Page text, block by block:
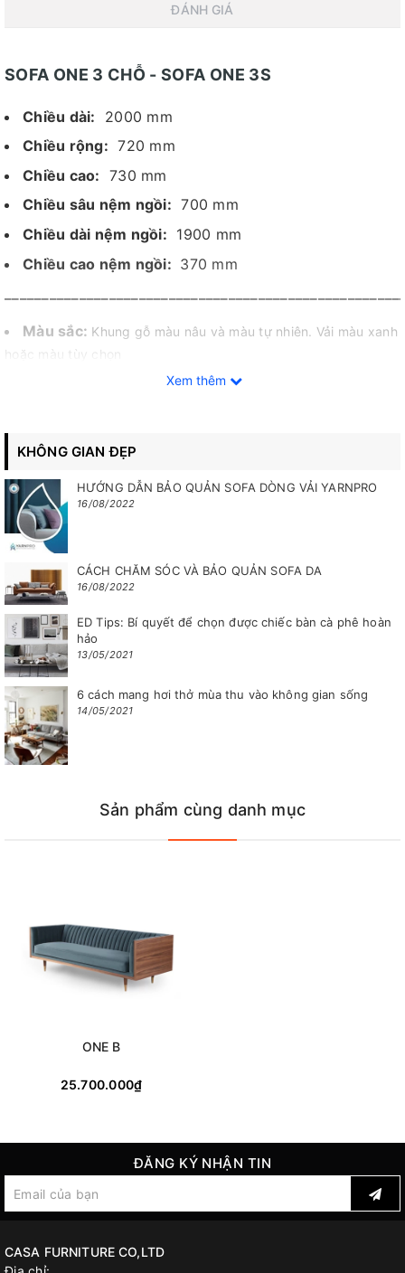
ĐÁNH GIÁ
SOFA ONE 3 CHỖ - SOFA ONE 3S
Chiều dài: 2000 mm
Chiều rộng: 720 mm
Chiều cao: 730 mm
Chiều sâu nệm ngồi: 700 mm
Chiều dài nệm ngồi: 1900 mm
Chiều cao nệm ngồi: 370 mm
Màu sắc: Khung gỗ màu nâu và màu tự nhiên. Vải màu xanh
hoặc màu tùy chọn
Khung gỗ sồi Mỹ kết hợp plywood
Chức năng đặc biệt:
phần nệm có thể tháo giặt dễ dàng, khi tháo giặt, có
thể ngồi trực tiếp trên mặt phẳng của khung ghế.
Mã sản phẩm:
Bảo hành: 12 tháng
Xem thêm
KHÔNG GIAN ĐẸP
HƯỚNG DẪN BẢO QUẢN SOFA DÒNG VẢI YARNPRO
16/08/2022
CÁCH CHĂM SÓC VÀ BẢO QUẢN SOFA DA
16/08/2022
ED Tips: Bí quyết để chọn được chiếc bàn cà phê hoàn
hảo
13/05/2021
6 cách mang hơi thở mùa thu vào không gian sống
14/05/2021
Sản phẩm cùng danh mục
ONE B
25.700.000₫
ĐĂNG KÝ NHẬN TIN
CASA FURNITURE CO,LTD